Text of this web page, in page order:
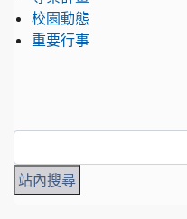
校園動態
重要行事